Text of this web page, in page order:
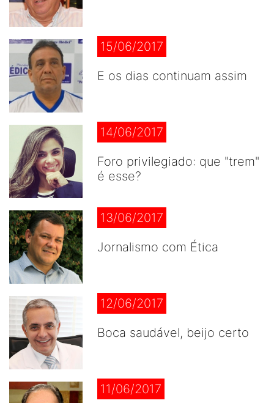
15/06/2017
E os dias continuam assim
14/06/2017
Foro privilegiado: que "trem"
é esse?
13/06/2017
Jornalismo com Ética
12/06/2017
Boca saudável, beijo certo
11/06/2017